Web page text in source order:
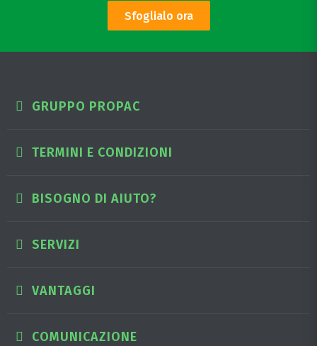
Sfoglialo ora
GRUPPO PROPAC
TERMINI E CONDIZIONI
BISOGNO DI AIUTO?
SERVIZI
VANTAGGI
COMUNICAZIONE